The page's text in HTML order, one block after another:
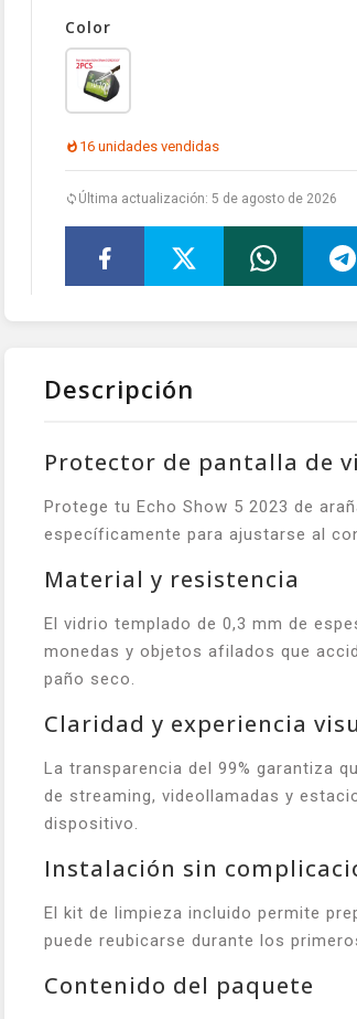
Color
16 unidades vendidas
Última actualización: 5 de agosto de 2026
Descripción
Protector de pantalla de
Protege tu Echo Show 5 2023 de
específicamente para ajustarse al
Material y resistencia
El vidrio templado de 0,3 mm de
monedas y objetos afilados que
paño seco.
Claridad y experiencia
La transparencia del 99% garantiza
de streaming, videollamadas y
dispositivo.
Instalación sin
El kit de limpieza incluido permite
puede reubicarse durante los
Contenido del paquete